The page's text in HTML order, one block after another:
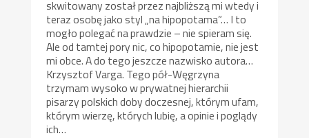
skwitowany został przez najbliższą mi wtedy i
teraz osobę jako styl „na hipopotama”… I to
mogło polegać na prawdzie – nie spieram się.
Ale od tamtej pory nic, co hipopotamie, nie jest
mi obce. A do tego jeszcze nazwisko autora…
Krzysztof Varga. Tego pół-Węgrzyna
trzymam wysoko w prywatnej hierarchii
pisarzy polskich doby doczesnej, którym ufam,
którym wierzę, których lubię, a opinie i poglądy
ich…